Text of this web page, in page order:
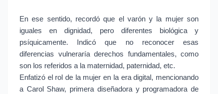
En ese sentido, recordó que el varón y la mujer son
iguales en dignidad, pero diferentes biológica y
psíquicamente. Indicó que no reconocer esas
diferencias vulneraría derechos fundamentales, como
son los referidos a la maternidad, paternidad, etc.
Enfatizó el rol de la mujer en la era digital, mencionando
a Carol Shaw, primera diseñadora y programadora de